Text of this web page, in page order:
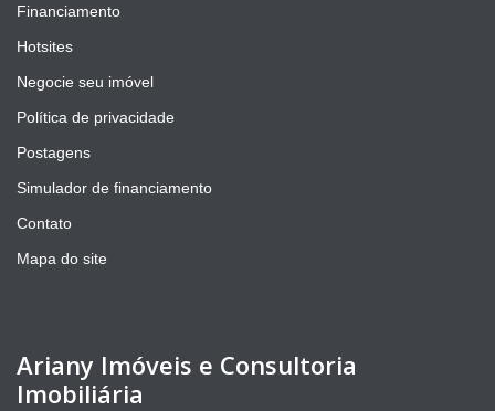
Financiamento
Hotsites
Negocie seu imóvel
Política de privacidade
Postagens
Simulador de financiamento
Contato
Mapa do site
Ariany Imóveis e Consultoria
Imobiliária